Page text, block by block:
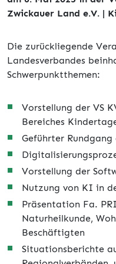
Zwickauer Land e.V. |
Die zurückliegende
Landesverbandes
Schwerpunktthemen:
Vorstellung der VS
Bereiches
Geführter
Vorstellung der
Nutzung von KI in
Präsentation Fa.
Naturheilkunde,
Beschäftigten
Situationsberichte